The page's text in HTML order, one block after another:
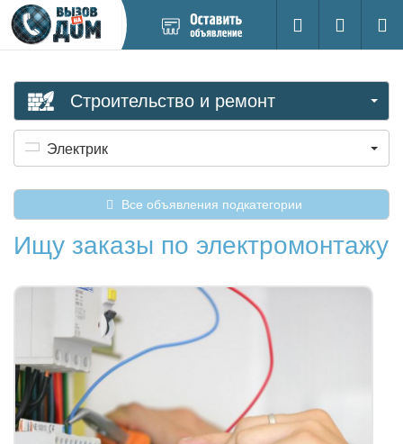
новое
Поиск
Вход на
Строительство и ремонт
Электрик
Все объявления подкатегории
Ищу заказы по электромонтажу